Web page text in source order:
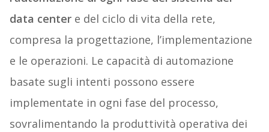
data centere del ciclo di vita della rete,
compresa la progettazione, l’implementazione
e le operazioni. Le capacità di automazione
basate sugli intenti possono essere
implementate in ogni fase del processo,
sovralimentando la produttività operativa dei